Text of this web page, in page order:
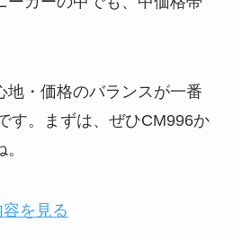
地・価格のバランスが一番
す。まずは、ぜひCM996か
を見る